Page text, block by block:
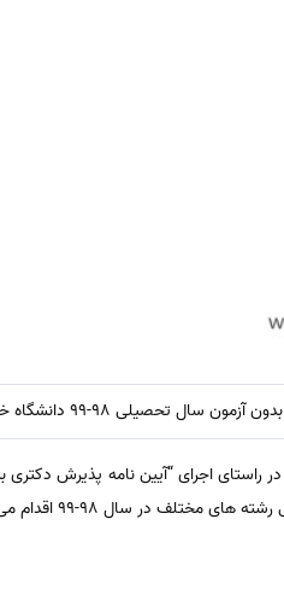
98-99 دانشگاه خلیج فارس از ششم بهمن ماه آغاز خواهد شد.
راستای اجرای “آیین نامه پذیرش
در سال 98-99 اقدام می نماید.